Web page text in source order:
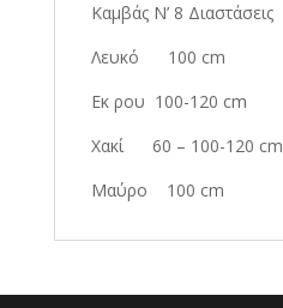
Καμβάς Ν’ 8 Διαστάσεις
Λευκό 100 cm
Εκ ρου 100-120 cm
Χακί 60 – 100-120 cm
Μαύρο 100 cm